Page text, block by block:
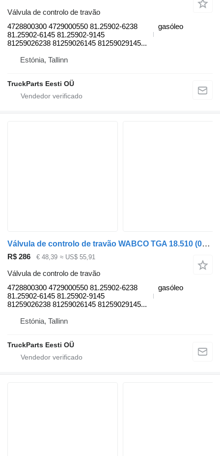
Válvula de controlo de travão
4728800300 4729000550 81.25902-6238
81.25902-6145 81.25902-9145
81259026238 81259026145 81259029145...
gasóleo
Estónia, Tallinn
TruckParts Eesti OÜ
Válvula de controlo de travão WABCO TGA 18.510 (01.00-) 4728800300 para camião tractor MAN 4-series, TGA (1993-2009)
R$ 286 € 48,39 ≈ US$ 55,91
Válvula de controlo de travão
4728800300 4729000550 81.25902-6238
81.25902-6145 81.25902-9145
81259026238 81259026145 81259029145...
gasóleo
Estónia, Tallinn
TruckParts Eesti OÜ